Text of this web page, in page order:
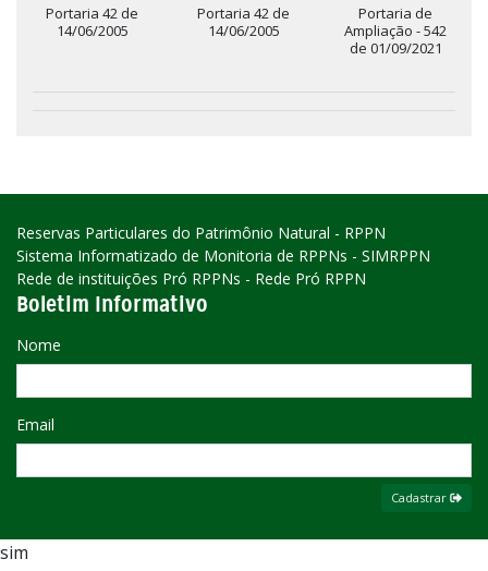
Portaria 42 de
14/06/2005
Portaria 42 de
14/06/2005
Portaria de
Ampliação - 542
de 01/09/2021
Reservas Particulares do Patrimônio Natural - RPPN
Sistema Informatizado de Monitoria de RPPNs - SIMRPPN
Rede de instituições Pró RPPNs - Rede Pró RPPN
Boletim Informativo
Nome
Email
Cadastrar
sim